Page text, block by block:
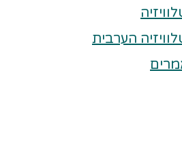
הערבית